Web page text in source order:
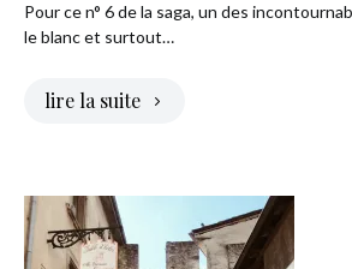
Pour ce n° 6 de la saga, un des
le blanc et surtout…
lire la suite